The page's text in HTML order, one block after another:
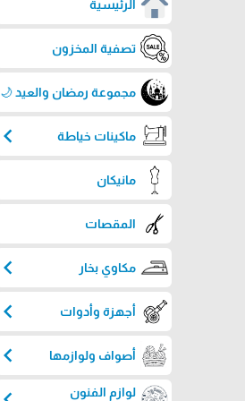
الرئيسية
تصفية المخزون
مجموعة رمضان والعيد 🌙
ماكينات خياطة chevron_left
مانيكان
المقصات
مكاوي بخار chevron_left
أجهزة وأدوات chevron_left
أصواف ولوازمها chevron_left
لوازم الفنون